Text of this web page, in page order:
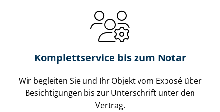
Komplettservice bis zum Notar
Wir begleiten Sie und Ihr Objekt vom Exposé über
Besichtigungen bis zur Unterschrift unter den
Vertrag.